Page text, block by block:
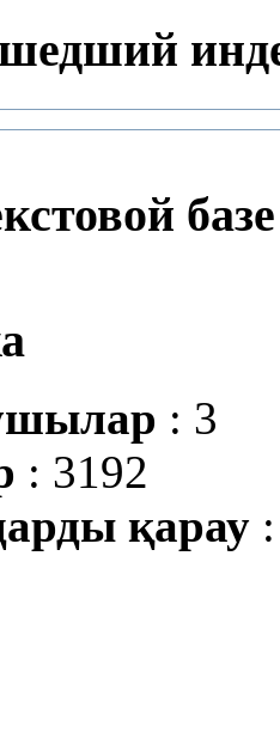
базе
: 3
: 3192
қарау